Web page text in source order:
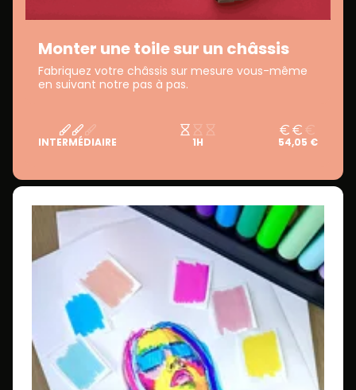
Monter une toile sur un châssis
Fabriquez votre châssis sur mesure vous-même
en suivant notre pas à pas.
INTERMÉDIAIRE 1H 54,05 €